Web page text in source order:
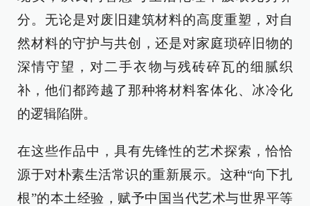
分。无论是对废旧建筑材料的高度重塑，对自
然材料的守护与共创，还是对家庭琐碎旧物的
深情守望，对二手衣物与残砖碎瓦的细腻织
补，他们都跨越了那种将材料客体化、冰冷化
的逻辑陷阱。
在这些作品中，具有先锋性的艺术探索，恰恰
源于对朴素生活常识的重新展示。这种“向下扎
根”的本土经验，赋予中国当代艺术与世界平等